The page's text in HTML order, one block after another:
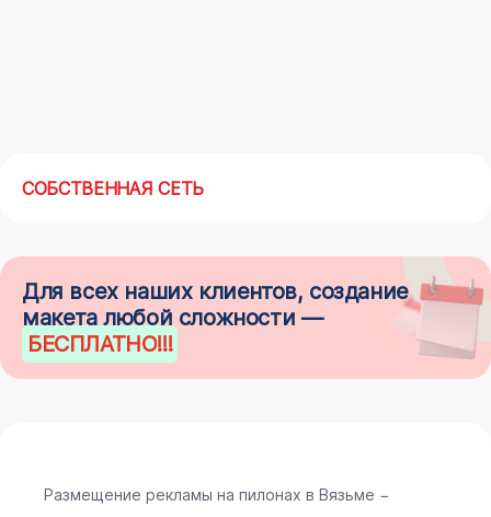
СОБСТВЕННАЯ СЕТЬ
Для всех наших клиентов, создание
макета любой сложности —
БЕСПЛАТНО!!!
Размещение рекламы на пилонах в Вязьме −